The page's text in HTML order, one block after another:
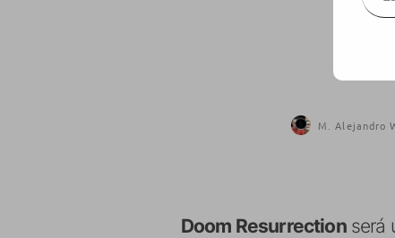
M. Alejandro
Doom Resurrectionserá